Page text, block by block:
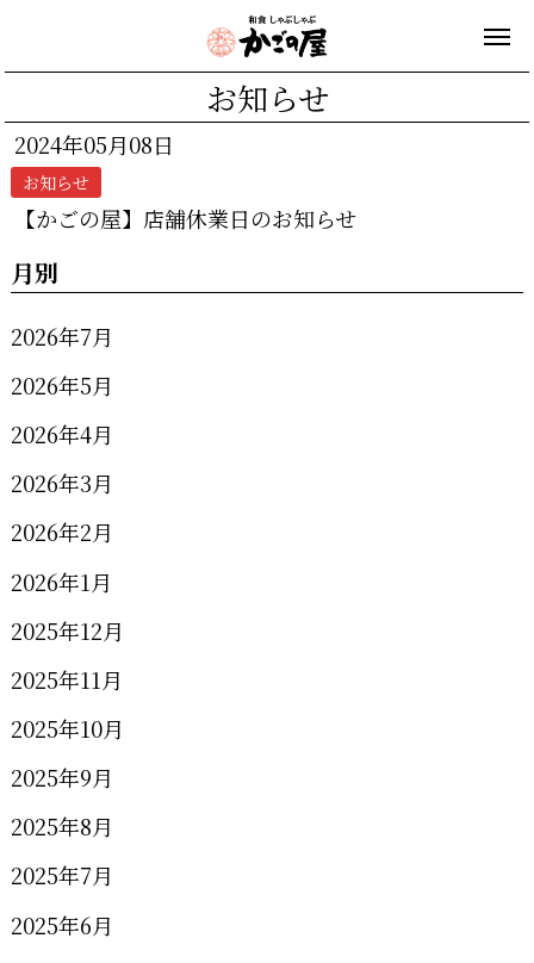
お知らせ
2024年05月08日
お知らせ
【かごの屋】店舗休業日のお知らせ
月別
2026年7月
2026年5月
2026年4月
2026年3月
2026年2月
2026年1月
2025年12月
2025年11月
2025年10月
2025年9月
2025年8月
2025年7月
2025年6月